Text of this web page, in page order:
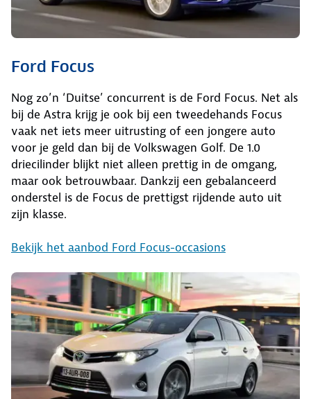
Ford Focus
Nog zo’n ‘Duitse’ concurrent is de Ford Focus. Net als
bij de Astra krijg je ook bij een tweedehands Focus
vaak net iets meer uitrusting of een jongere auto
voor je geld dan bij de Volkswagen Golf. De 1.0
driecilinder blijkt niet alleen prettig in de omgang,
maar ook betrouwbaar. Dankzij een gebalanceerd
onderstel is de Focus de prettigst rijdende auto uit
zijn klasse.
Bekijk het aanbod Ford Focus-occasions